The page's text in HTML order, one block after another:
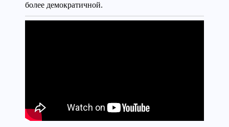
более демократичной.